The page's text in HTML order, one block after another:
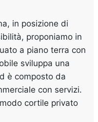
in posizione di
proponiamo in
a piano terra con
sviluppa una
è composto da
con servizi.
cortile privato